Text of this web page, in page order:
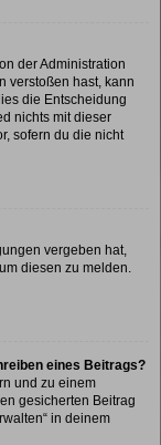
der Administration
verstoßen hast, kann
die Entscheidung
nichts mit dieser
sofern du die nicht
vergeben hat,
diesen zu melden.
eines Beitrags?
und zu einem
gesicherten Beitrag
in deinem